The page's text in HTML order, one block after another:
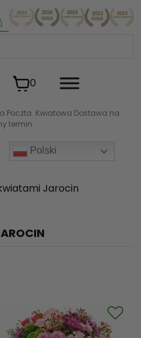
Poczta. Kwiatowa Dostawa na
termin.
Polski
Kwiaciarnia internetowa
0
Jarocin